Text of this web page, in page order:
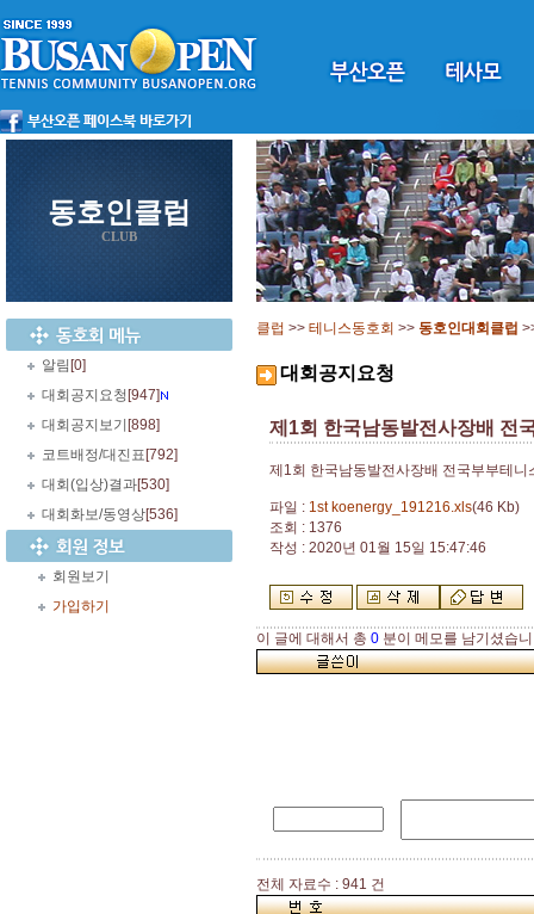
동호인클럽
CLUB
알림 [0]
대회공지요청 [947]
대회공지보기 [898]
코트배정/대진표 [792]
대회(입상)결과[530]
대회화보/동영상[536]
회원보기
가입하기
클럽 >> 테니스동호회 >> 동호인대회클럽
대회공지요청
제1회 한국남동발전사장배 전
제1회 한국남동발전사장배 전국부부테니
파일 : 1st koenergy_191216.xls(46 Kb)
조회 : 1376
작성 : 2020년 01월 15일 15:47:46
이 글에 대해서 총 0 분이 메모를 남기셨습
전체 자료수 : 941 건